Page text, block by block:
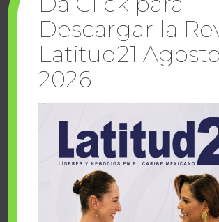
Cuando la solidaridad inspira;
sueños Fairmont Mayakoba y
Descargar la
Latitud21 Agosto
2026